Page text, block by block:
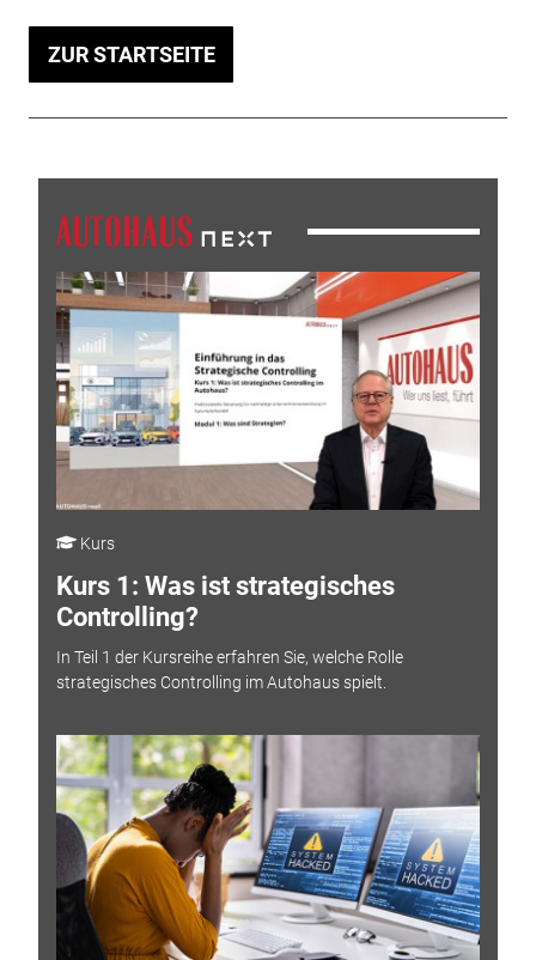
ZUR STARTSEITE
Kurs
Kurs 1: Was ist strategisches
Controlling?
In Teil 1 der Kursreihe erfahren Sie, welche Rolle
strategisches Controlling im Autohaus spielt.